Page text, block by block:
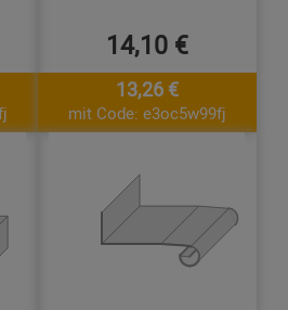
14,10 €
13,26 €
mit Code: e3oc5w99fj